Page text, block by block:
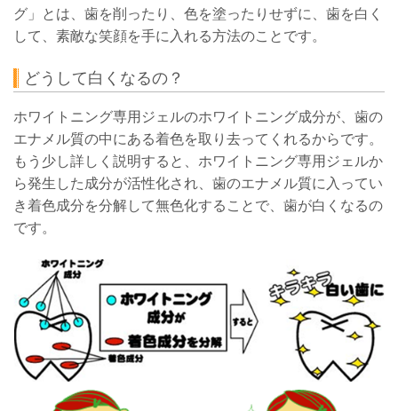
グ」とは、歯を削ったり、色を塗ったりせずに、歯を白く
して、素敵な笑顔を手に入れる方法のことです。
どうして白くなるの？
ホワイトニング専用ジェルのホワイトニング成分が、歯の
エナメル質の中にある着色を取り去ってくれるからです。
もう少し詳しく説明すると、ホワイトニング専用ジェルか
ら発生した成分が活性化され、歯のエナメル質に入ってい
き着色成分を分解して無色化することで、歯が白くなるの
です。